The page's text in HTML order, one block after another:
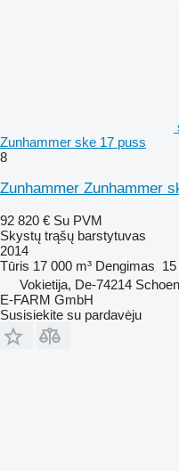
Zunhammer ske 17 puss
8
Zunhammer Zunhammer
92 820 € Su PVM
Skystų trąšų barstytuvas
2014
Tūris 17 000 m³ Dengimas
Vokietija, De-74214
E-FARM GmbH
Susisiekite su pardavėju